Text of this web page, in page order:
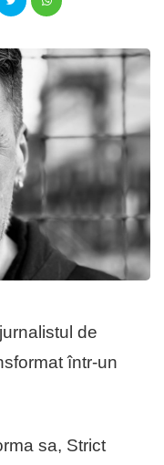
de
într-un
sa, Strict